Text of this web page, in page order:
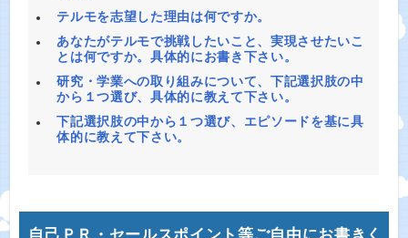
テルモを志望した理由は何ですか。
あなたがテルモで挑戦したいこと、実現させたいこ
とは何ですか。具体的にお書き下さい。
研究・学業への取り組みについて、下記選択肢の中
から１つ選び、具体的に教えて下さい。
下記選択肢の中から１つ選び、エピソードを基に具
体的に教えて下さい。